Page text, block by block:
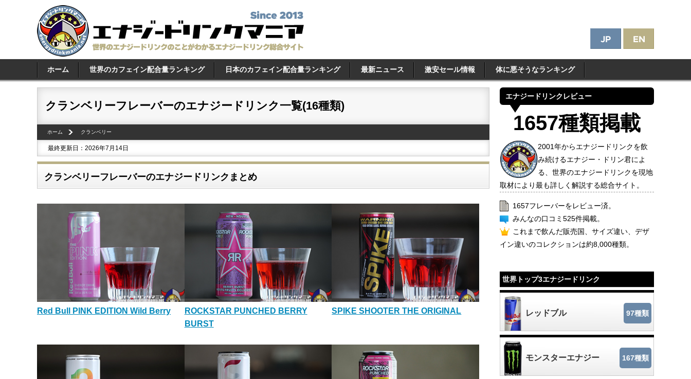
ホーム 世界のカフェイン配合量ランキング 日本のカフェイン配合量ランキング 最新ニュース 激安セール情報 体に悪そうなランキング
クランベリーフレーバーのエナジードリンク一覧(16種類)
ホーム クランベリー
最終更新日：2026年7月14日
クランベリーフレーバーのエナジードリンクまとめ
Red Bull PINK EDITION Wild Berry
ROCKSTAR PUNCHED BERRY
BURST
SPIKE SHOOTER THE ORIGINAL
エナジードリンクレビュー
1657種類掲載
2001年からエナジードリンクを飲
み続けるエナジー・ドリン君によ
る、世界のエナジードリンクを現地
取材により最も詳しく解説する総合サイト。
1657フレーバーをレビュー済。
みんなの口コミ525件掲載。
これまで飲んだ販売国、サイズ違い、デザ
イン違いのコレクションは約8,000種類。
世界トップ3エナジードリンク
レッドブル 97種類
モンスターエナジー 167種類